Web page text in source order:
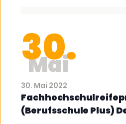
30.
Mai
30. Mai 2022
(Berufsschule Plus)